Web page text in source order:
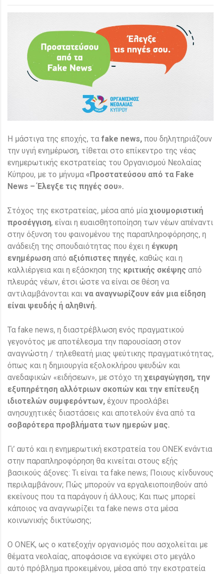
Η μάστιγα της εποχής, τα fake news, που δηλητηριάζουν
την υγιή ενημέρωση, τίθεται στο επίκεντρο της νέας
ενημερωτικής εκστρατείας του Οργανισμού Νεολαίας
Κύπρου, με το μήνυμα «Προστατεύσου από τα Fake
News – Έλεγξε τις πηγές σου».
Στόχος της εκστρατείας, μέσα από μίαχιουμοριστική
προσέγγιση, είναι η ευαισθητοποίηση των νέων απέναντι
στην όξυνση του φαινομένου της παραπληροφόρησης, η
ανάδειξη της σπουδαιότητας που έχει η έγκυρη
ενημέρωση από αξιόπιστες πηγές, καθώς και η
καλλιέργεια και η εξάσκηση της κριτικής σκέψης από
πλευράς νέων, έτσι ώστε να είναι σε θέση να
αντιλαμβάνονται και να αναγνωρίζουν εάν μια είδηση
είναι ψευδής ή αληθινή.
Τα fake news, η διαστρέβλωση ενός πραγματικού
γεγονότος με αποτέλεσμα την παρουσίαση στον
αναγνώστη / τηλεθεατή μιας ψεύτικης πραγματικότητας,
όπως και η δημιουργία εξολοκλήρου ψευδών και
ανεδαφικών «ειδήσεων», με στόχο τηχειραγώγηση, την
εξυπηρέτηση αλλότριων σκοπών και την επίτευξη
ιδιοτελών συμφερόντων, έχουν προσλάβει
ανησυχητικές διαστάσεις και αποτελούν ένα από τα
σοβαρότερα προβλήματα των ημερών μας.
Γι’ αυτό και η ενημερωτική εκστρατεία του ΟΝΕΚ ενάντια
στην παραπληροφόρηση θα κινείται στους εξής
βασικούς άξονες: Τι είναι τα fake news; Ποιους κίνδυνους
περιλαμβάνουν; Πώς μπορούν να εργαλειοποιηθούν από
εκείνους που τα παράγουν ή άλλους; Και πως μπορεί
κάποιος να αναγνωρίζει τα fake news στα μέσα
κοινωνικής δικτύωσης;
Ο ΟΝΕΚ, ως ο κατεξοχήν οργανισμός που ασχολείται με
θέματα νεολαίας, αποφάσισε να εγκύψει στο μεγάλο
αυτό πρόβλημα προκειμένου, μέσα από την εκστρατεία